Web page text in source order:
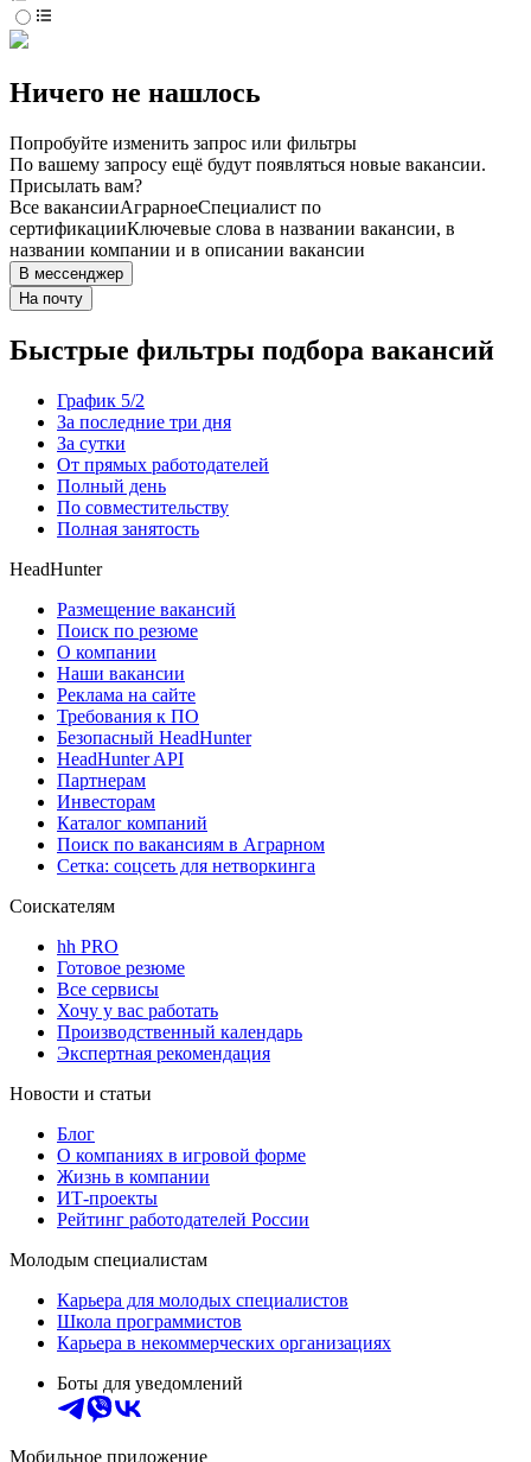
Ничего не нашлось
Попробуйте изменить запрос или фильтры
По вашему запросу ещё будут появляться новые вакансии.
Присылать вам?
Все вакансииАграрноеСпециалист по
сертификацииКлючевые слова в названии вакансии, в
названии компании и в описании вакансии
В мессенджер
На почту
Быстрые фильтры подбора вакансий
График 5/2
За последние три дня
За сутки
От прямых работодателей
Полный день
По совместительству
Полная занятость
HeadHunter
Размещение вакансий
Поиск по резюме
О компании
Наши вакансии
Реклама на сайте
Требования к ПО
Безопасный HeadHunter
HeadHunter API
Партнерам
Инвесторам
Каталог компаний
Поиск по вакансиям в Аграрном
Сетка: соцсеть для нетворкинга
Соискателям
hh PRO
Готовое резюме
Все сервисы
Хочу у вас работать
Производственный календарь
Экспертная рекомендация
Новости и статьи
Блог
О компаниях в игровой форме
Жизнь в компании
ИТ-проекты
Рейтинг работодателей России
Молодым специалистам
Карьера для молодых специалистов
Школа программистов
Карьера в некоммерческих организациях
Боты для уведомлений
Мобильное приложение